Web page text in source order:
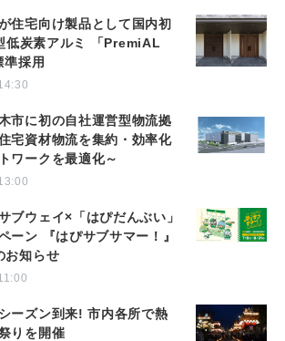
住宅向け製品として国内初
低炭素アルミ 「PremiAL
準採用
市に初の自社運営型物流拠
宅資材物流を集約・効率化
ワークを最適化～
ブウェイ×「はぴだんぶい」
ーン 『はぴサブサマー！』
お知らせ
ーズン到来! 市内各所で熱
りを開催